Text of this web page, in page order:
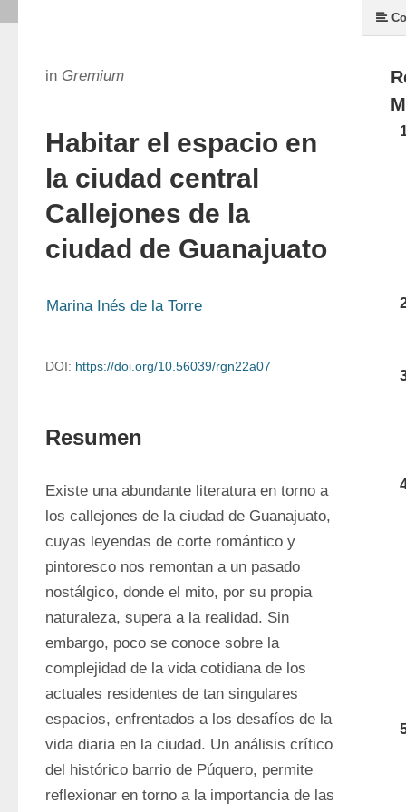
in Gremium
Habitar el espacio en
la ciudad central
Callejones de la
ciudad de Guanajuato
Marina Inés de la Torre
DOI: https://doi.org/10.56039/rgn22a07
Resumen
Existe una abundante literatura en torno a
los callejones de la ciudad de Guanajuato,
cuyas leyendas de corte romántico y
pintoresco nos remontan a un pasado
nostálgico, donde el mito, por su propia
naturaleza, supera a la realidad. Sin
embargo, poco se conoce sobre la
complejidad de la vida cotidiana de los
actuales residentes de tan singulares
espacios, enfrentados a los desafíos de la
vida diaria en la ciudad. Un análisis crítico
del histórico barrio de Púquero, permite
reflexionar en torno a la importancia de las